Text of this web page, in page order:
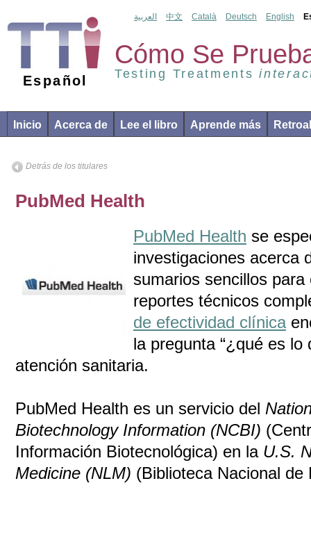
Español
Cómo Se
Testing Treatments
العربية 中文 Català Deutsch English
Inicio Acerca de Lee el libro Aprende más
Detrás de los titulares
PubMed Health
PubMed Health se
investigaciones acerca
sumarios sencillos
reportes técnicos
de efectividad clínica
la pregunta “¿qué es lo
atención sanitaria.
PubMed Health es un servicio del
Biotechnology Information (NCBI)
Información Biotecnológica) en la U.S.
Medicine (NLM) (Biblioteca Nacional